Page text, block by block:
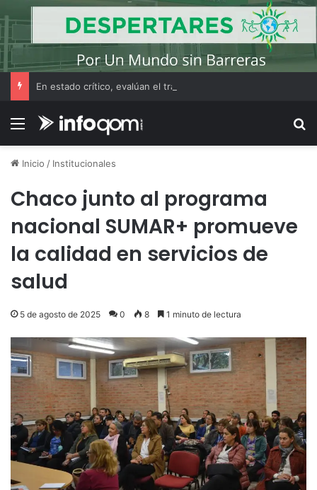
Menú
Inicio / Institucionales
Chaco junto al programa
nacional SUMAR+ promueve
la calidad en servicios de
salud
5 de agosto de 2025 0 8 1 minuto de lectura